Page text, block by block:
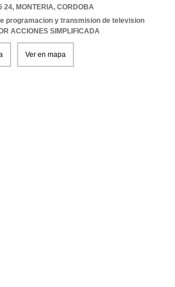
24, MONTERIA, CORDOBA
programacion y transmision de television
ACCIONES SIMPLIFICADA
Ver en mapa